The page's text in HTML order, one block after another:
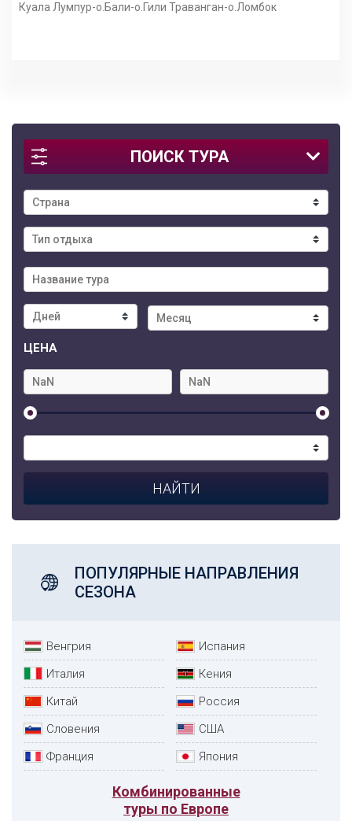
ПОИСК ТУРА
ЦЕНА
ПОПУЛЯРНЫЕ НАПРАВЛЕНИЯ
СЕЗОНА
Венгрия
Испания
Италия
Кения
Китай
Россия
Словения
США
Франция
Япония
Комбинированные
туры по Европе
Куала Лумпур-о.Бали-о.Гили Траванган-о.Ломбок